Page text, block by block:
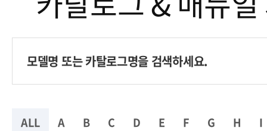
ALL A B C D E F G H I